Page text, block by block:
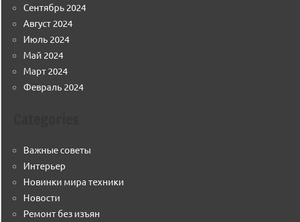
Сентябрь 2024
Август 2024
Июль 2024
Май 2024
Март 2024
Февраль 2024
Важные советы
Интерьер
Новинки мира техники
Новости
Ремонт без изъян